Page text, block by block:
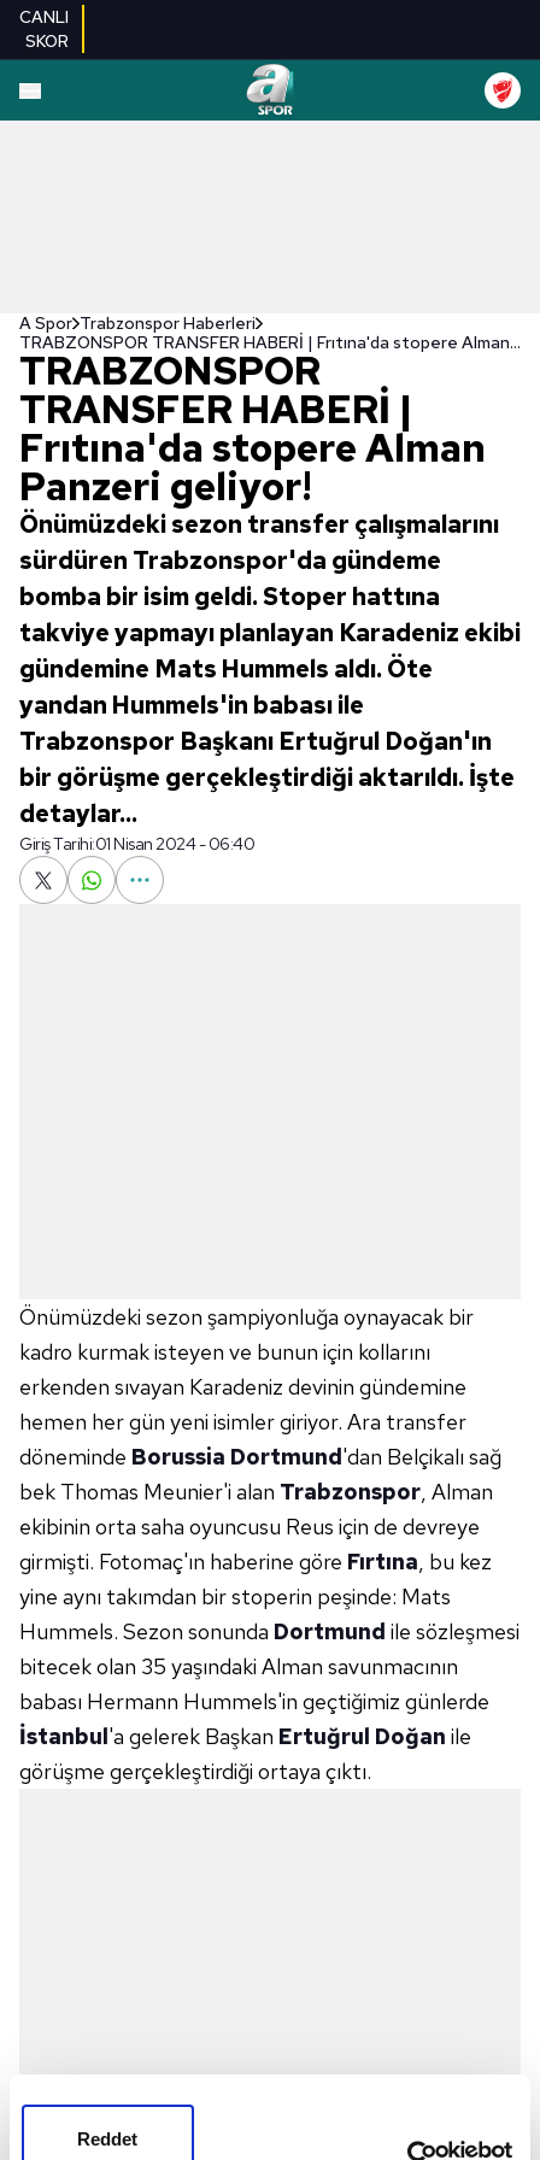
Reddet
CANLI
SKOR
A Spor Trabzonspor Haberleri
TRABZONSPOR TRANSFER HABERİ | Frıtına'da stopere Alman Panzeri geliyor!
TRABZONSPOR
TRANSFER HABERİ |
Frıtına'da stopere Alman
Panzeri geliyor!
Önümüzdeki sezon transfer çalışmalarını
sürdüren Trabzonspor'da gündeme
bomba bir isim geldi. Stoper hattına
takviye yapmayı planlayan Karadeniz ekibi
gündemine Mats Hummels aldı. Öte
yandan Hummels'in babası ile
Trabzonspor Başkanı Ertuğrul Doğan'ın
bir görüşme gerçekleştirdiği aktarıldı. İşte
detaylar...
Giriş Tarihi:01 Nisan 2024 - 06:40
Önümüzdeki sezon şampiyonluğa oynayacak bir
kadro kurmak isteyen ve bunun için kollarını
erkenden sıvayan Karadeniz devinin gündemine
hemen her gün yeni isimler giriyor. Ara transfer
döneminde Borussia Dortmund'dan Belçikalı sağ
bek Thomas Meunier'i alan Trabzonspor, Alman
ekibinin orta saha oyuncusu Reus için de devreye
girmişti. Fotomaç'ın haberine göre Fırtına, bu kez
yine aynı takımdan bir stoperin peşinde: Mats
Hummels. Sezon sonunda Dortmund ile sözleşmesi
bitecek olan 35 yaşındaki Alman savunmacının
babası Hermann Hummels'in geçtiğimiz günlerde
İstanbul'a gelerek Başkan Ertuğrul Doğan ile
görüşme gerçekleştirdiği ortaya çıktı.